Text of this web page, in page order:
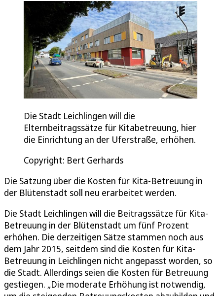
Die Stadt Leichlingen will die
Elternbeitragssätze für Kitabetreuung, hier
die Einrichtung an der Uferstraße, erhöhen.
Copyright: Bert Gerhards
Die Satzung über die Kosten für Kita-Betreuung in
der Blütenstadt soll neu erarbeitet werden.
Die Stadt Leichlingen will die Beitragssätze für Kita-
Betreuung in der Blütenstadt um fünf Prozent
erhöhen. Die derzeitigen Sätze stammen noch aus
dem Jahr 2015, seitdem sind die Kosten für Kita-
Betreuung in Leichlingen nicht angepasst worden, so
die Stadt. Allerdings seien die Kosten für Betreuung
gestiegen. „Die moderate Erhöhung ist notwendig,